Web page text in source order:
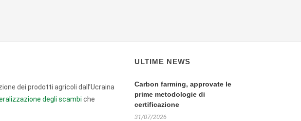
dei prodotti agricoli dall’Ucraina
degli scambi che
ULTIME NEWS
Carbon farming, approvate le
prime metodologie di
certificazione
31/07/2026